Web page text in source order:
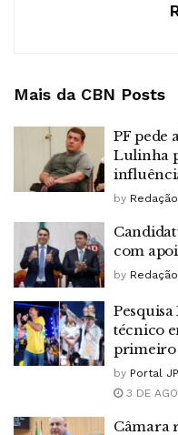
Mais da CBN Posts
PF pede
Lulinha
by Redação
com
by Redação
técnico
primeiro
by Portal
3 DE
Câmara